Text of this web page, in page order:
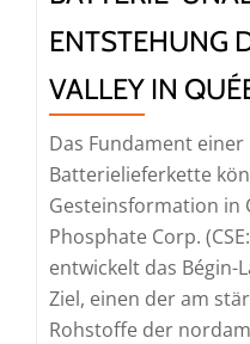
ENTSTEHUNG
VALLEY IN
Das Fundament
Batterielieferkette
Gesteinsformation in
Phosphate Corp.
entwickelt das Bégin-
Ziel, einen der am
Rohstoffe der